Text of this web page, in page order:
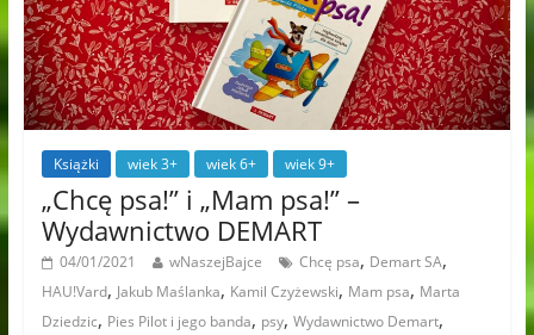
Książki wiek 3+ wiek 6+ wiek 9+
„Chcę psa!” i „Mam psa!” –
Wydawnictwo DEMART
04/01/2021 wNaszejBajce Chcę psa, Demart SA,
HAU!Vard, Jakub Maślanka, Kamil Czyżewski, Mam psa, Marta
Dziedzic, Pies Pilot i jego banda, psy, Wydawnictwo Demart,